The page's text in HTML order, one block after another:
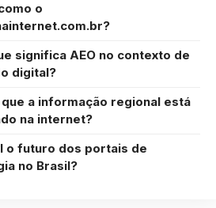
o
significa AEO no contexto de
digital?
que a informação regional está
na internet?
o futuro dos portais de
no Brasil?